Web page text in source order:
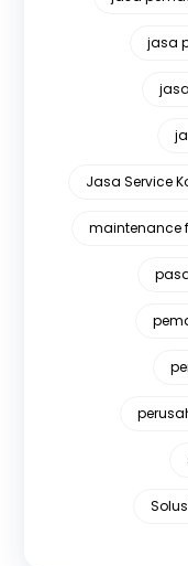
jasa
Jasa Service
maintenance